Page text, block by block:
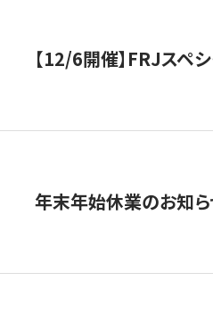
【12/6開催】FRJスペ
年末年始休業のお知